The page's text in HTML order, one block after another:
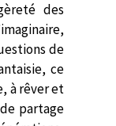
des
de
ce
à rêver et
partage